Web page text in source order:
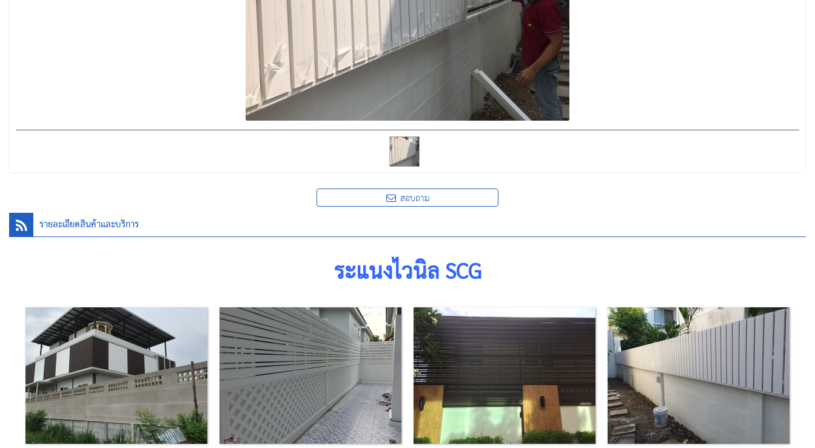
สอบถาม
รายละเอียดสินค้าและบริการ
ระแนงไวนิล SCG